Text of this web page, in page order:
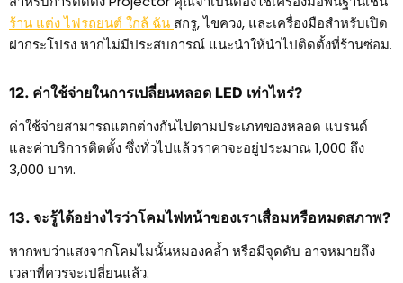
ร้าน แต่ง ไฟรถยนต์ ใกล้ ฉัน สกรู, ไขควง, และเครื่องมือสำหรับเปิด
ฝากระโปรง หากไม่มีประสบการณ์ แนะนำให้นำไปติดตั้งที่ร้านซ่อม.
12. ค่าใช้จ่ายในการเปลี่ยนหลอด LED เท่าไหร่?
ค่าใช้จ่ายสามารถแตกต่างกันไปตามประเภทของหลอด แบรนด์
และค่าบริการติดตั้ง ซึ่งทั่วไปแล้วราคาจะอยู่ประมาณ 1,000 ถึง
3,000 บาท.
13. จะรู้ได้อย่างไรว่าโคมไฟหน้าของเราเสื่อมหรือหมดสภาพ?
หากพบว่าแสงจากโคมไมนั้นหมองคล้ำ หรือมีจุดดับ อาจหมายถึง
เวลาที่ควรจะเปลี่ยนแล้ว.